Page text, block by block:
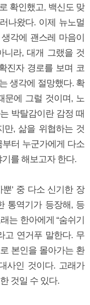
확인했고, 백신도 맞
나왔다. 이제 뉴노멀
각에 괜스레 마음이
니라, 대개 그랬을 것
진자 경로를 보며 코
생각에 절망했다. 확
문에 그럴 것이며, 노
박탈감이란 감정 때
만, 삶을 위협하는 것
터 누군가에게 다소
를 해보고자 한다.
’ 중 다소 신기한 장
통역기가 등장해, 등
는 한아에게 “숨쉬기
고 연거푸 말한다. 무
본인을 몰아가는 환
사인 것이다. 고래가
것일 수 있다.